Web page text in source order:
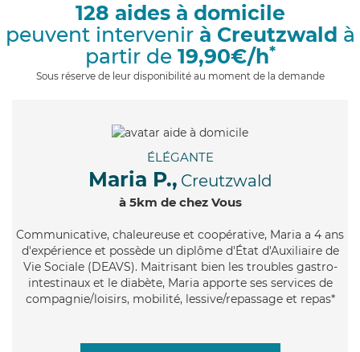
i
128 aides à domicile
peuvent intervenir à Creutzwald à
partir de 19,90€/h*
Sous réserve de leur disponibilité au moment de la demande
ÉLÉGANTE
Maria P., Creutzwald
à 5km de chez Vous
Communicative, chaleureuse et coopérative, Maria a 4 ans
d'expérience et possède un diplôme d'État d'Auxiliaire de
Vie Sociale (DEAVS). Maitrisant bien les troubles gastro-
intestinaux et le diabète, Maria apporte ses services de
compagnie/loisirs, mobilité, lessive/repassage et repas*